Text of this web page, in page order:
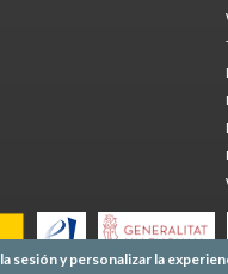
sesión y personalizar la